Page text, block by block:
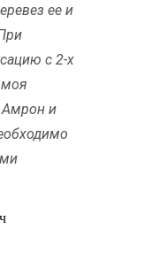
ее и
с 2-х
Амрон и